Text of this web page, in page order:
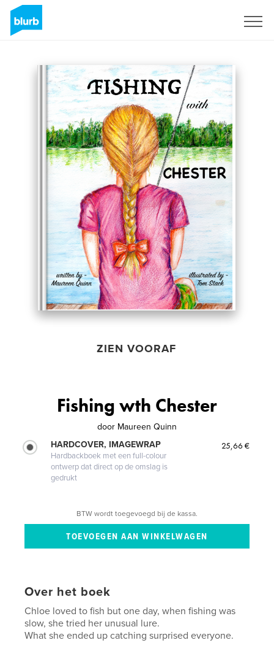
ZIEN VOORAF
Fishing wth Chester
door Maureen Quinn
HARDCOVER, IMAGEWRAP
Hardbackboek met een full-colour
ontwerp dat direct op de omslag is
gedrukt
25,66 €
BTW wordt toegevoegd bij de kassa.
Over het boek
Chloe loved to fish but one day, when fishing was
slow, she tried her unusual lure.
What she ended up catching surprised everyone.